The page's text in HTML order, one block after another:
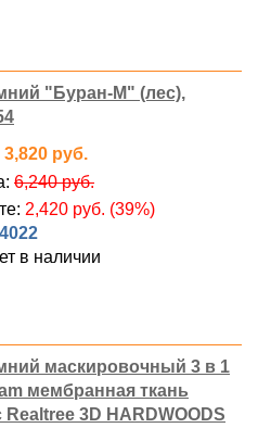
"Буран-М" (лес),
3,820 руб.
6,240 руб.
2,420 руб. (39%)
в наличии
маскировочный 3 в 1
мембранная ткань
3D HARDWOODS